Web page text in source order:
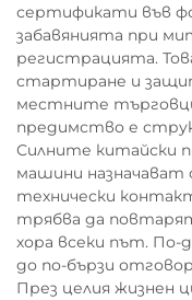
сертификати във
забавянията при
регистрацията.
стартиране и
местните
предимство е
Силните китайски
машини назначават
технически
трябва да
хора всеки път.
до по-бързи
През целия жизнен